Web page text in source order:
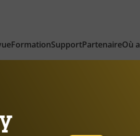
FormationSupportPartenaireOù